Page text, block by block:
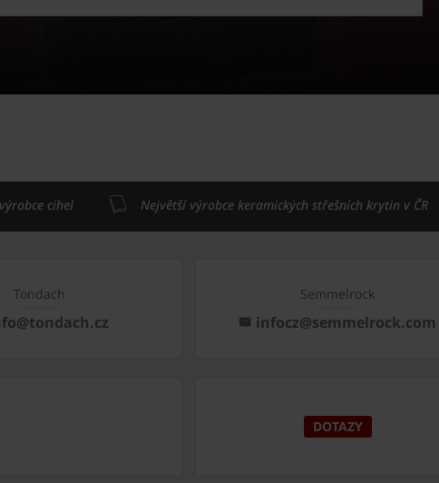
cihel Největší výrobce keramických střešních krytin v ČR
Tondach Semmelrock
infocz@semmelrock.com
DOTAZY